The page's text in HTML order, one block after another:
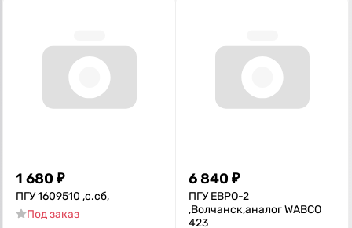
1 680 ₽
ПГУ 1609510 ,с.сб,
Под заказ
6 840 ₽
ПГУ ЕВРО-2
,Волчанск,аналог WABСO
423